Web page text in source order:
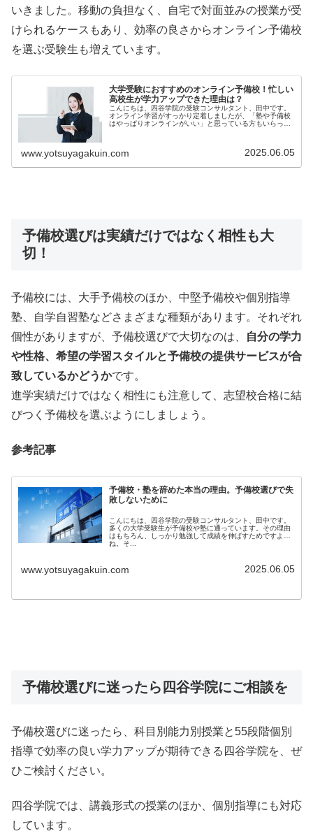
いきました。移動の負担なく、自宅で対面並みの授業が受
けられるケースもあり、効率の良さからオンライン予備校
を選ぶ受験生も増えています。
大学受験におすすめのオンライン予備校！忙しい
高校生が学力アップできた理由は？
こんにちは、四谷学院の受験コンサルタント、田中です。
オンライン学習がすっかり定着しましたが、「塾や予備校
はやっぱりオンラインがいい」と思っている方もいらっし
www.yotsuyagakuin.com 2025.06.05
予備校選びは実績だけではなく相性も大
切！
予備校には、大手予備校のほか、中堅予備校や個別指導
塾、自学自習塾などさまざまな種類があります。それぞれ
個性がありますが、予備校選びで大切なのは、
自分の学力
や性格、希望の学習スタイルと予備校の提供サービスが合
致しているかどうかです。
進学実績だけではなく相性にも注意して、志望校合格に結
びつく予備校を選ぶようにしましょう。
参考記事
予備校・塾を辞めた本当の理由。予備校選びで失
敗しないために
こんにちは、四谷学院の受験コンサルタント、田中です。
多くの大学受験生が予備校や塾に通っています。その理由
はもちろん、しっかり勉強して成績を伸ばすためですよ
ね。そ...
www.yotsuyagakuin.com 2025.06.05
予備校選びに迷ったら四谷学院にご相談を
予備校選びに迷ったら、科目別能力別授業と55段階個別
指導で効率の良い学力アップが期待できる四谷学院を、ぜ
ひご検討ください。
四谷学院では、講義形式の授業のほか、個別指導にも対応
しています。